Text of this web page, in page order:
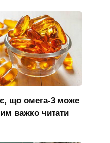
що омега-3 може
важко читати